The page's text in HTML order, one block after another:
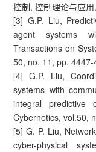
控制, 控制理论与应
[3] G.P. Liu,
agent systems
Transactions on
50, no. 11, pp.
[4] G.P. Liu,
systems with
integral predictive
Cybernetics, vol.50,
[5] G. P. Liu,
cyber-physical